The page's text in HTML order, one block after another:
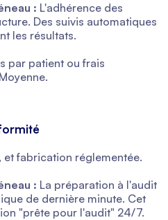
: L'adhérence des
Des suivis automatiques
les résultats.
par patient ou frais
Moyenne.
et fabrication réglementée.
: La préparation à l'audit
de dernière minute. Cet
"prête pour l'audit" 24/7.